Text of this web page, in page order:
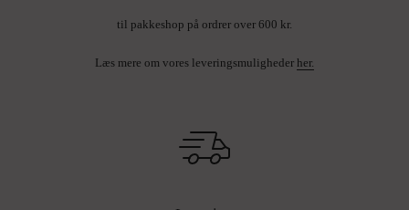
til pakkeshop på ordrer over 600 kr.
Læs mere om vores leveringsmuligheder her.